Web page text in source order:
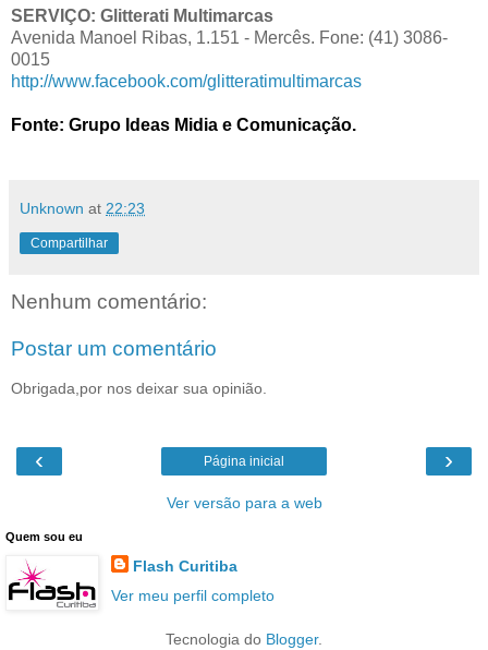
SERVIÇO: Glitterati Multimarcas
Avenida Manoel Ribas, 1.151 - Mercês. Fone: (41) 3086-
0015
http://www.facebook.com/glitteratimultimarcas
Fonte: Grupo Ideas Midia e Comunicação.
Unknown at 22:23
Compartilhar
Nenhum comentário:
Postar um comentário
Obrigada,por nos deixar sua opinião.
‹ ›
Página inicial
Ver versão para a web
Quem sou eu
Flash Curitiba
Ver meu perfil completo
Tecnologia do Blogger.